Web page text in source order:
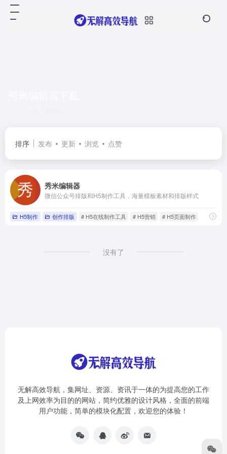
排序 发布 更新 浏览 点赞
秀米编辑器
微信公众号排版和H5制作工具，海量模板素材和排版样式
H5制作 创作排版 # H5在线制作工具 # H5营销 # H5页面制作
没有了
无解高效导航，集网址、资源、资讯于一体的为提高您的工作
及上网效率为目的的网站，简约优雅的设计风格，全面的前端
用户功能，简单的模块化配置，欢迎您的体验！